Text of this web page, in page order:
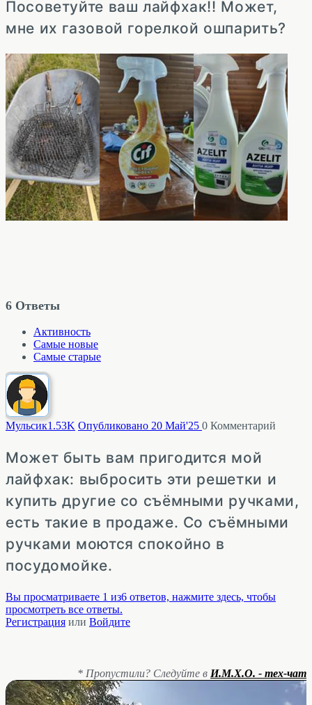
Посоветуйте ваш лайфхак!! Может,
мне их газовой горелкой ошпарить?
6 Ответы
Активность
Самые новые
Самые старые
Мульсик1.53K Опубликовано 20 Май'25 0 Комментарий
Может быть вам пригодится мой
лайфхак: выбросить эти решетки и
купить другие со съёмными ручками,
есть такие в продаже. Со съёмными
ручками моются спокойно в
посудомойке.
Вы просматриваете 1 из6 ответов, нажмите здесь, чтобы
просмотреть все ответы.
Регистрация или Войдите
* Пропустили? Следуйте в И.М.Х.О. - тех-чат